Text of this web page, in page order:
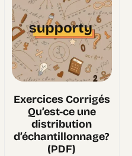
Exercices Corrigés
Qu’est-ce une
distribution
d’échantillonnage?
(PDF)